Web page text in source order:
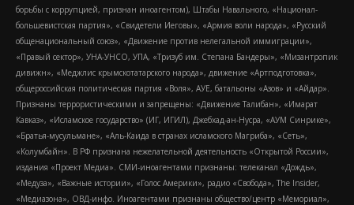
борьбы с коррупцией, признан иноагентом), Штабы Навального, «Национал-
большевистская партия», «Свидетели Иеговы», «Армия воли народа», «Русский
общенациональный союз», «Движение против нелегальной иммиграции»,
«Правый сектор», УНА-УНСО, УПА, «Тризуб им. Степана Бандеры», «Мизантропик
дивижн», «Меджлис крымскотатарского народа», движение «Артподготовка»,
общероссийская политическая партия «Воля», АУЕ, батальоны «Азов» и «Айдар».
Признаны террористическими и запрещены: «Движение Талибан», «Имарат
Кавказ», «Исламское государство» (ИГ, ИГИЛ), Джебхад-ан-Нусра, «АУМ Синрике»,
«Братья-мусульмане», «Аль-Каида в странах исламского Магриба», «Сеть»,
«Колумбайн». В РФ признана нежелательной деятельность «Открытой России»,
издания «Проект Медиа». СМИ-иноагентами признаны: телеканал «Дождь»,
«Медуза», «Важные истории», «Голос Америки», радио «Свобода», The Insider,
«Медиазона», ОВД-инфо. Иноагентами признаны общество/центр «Мемориал»,